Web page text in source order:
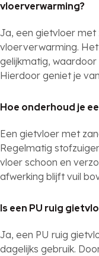
vloerverwarming?
Ja, een gietvloer
vloerverwarming.
gelijkmatig,
Hierdoor geniet je
Hoe onderhoud je
Een gietvloer met
Regelmatig
vloer schoon en
afwerking blijft vuil
Is een PU ruig
Ja, een PU ruig
dagelijks gebruik.